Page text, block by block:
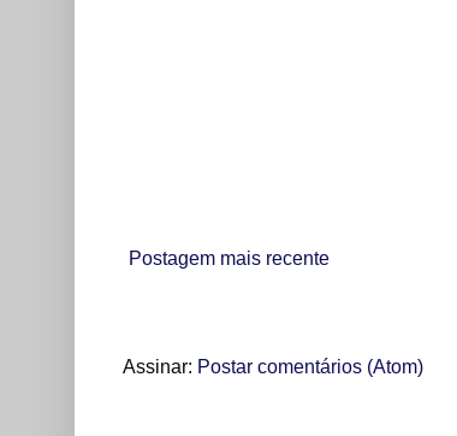
Postagem mais recente
Assinar: Postar comentários (Atom)